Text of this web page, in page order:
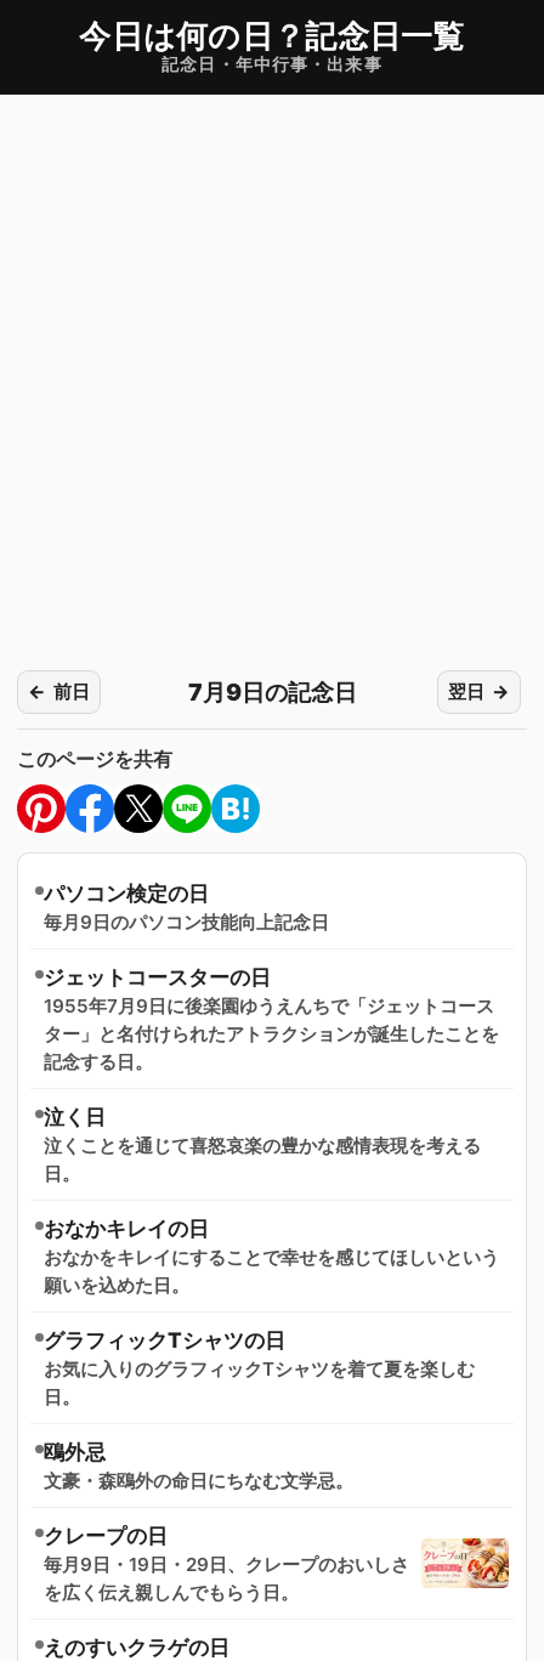
今日は何の日 ？記念日一覧
記念日・年中行事・出来事
前日 7月9日の記念日 翌日
このページを共有
パソコン検定の日
毎月9日のパソコン技能向上記念日
ジェットコースターの日
1955年7月9日に後楽園ゆうえんちで「ジェットコース
ター」と名付けられたアトラクションが誕生したことを
記念する日。
泣く日
泣くことを通じて喜怒哀楽の豊かな感情表現を考える
日。
おなかキレイの日
おなかをキレイにすることで幸せを感じてほしいという
願いを込めた日。
グラフィックTシャツの日
お気に入りのグラフィックTシャツを着て夏を楽しむ
日。
鴎外忌
文豪・森鴎外の命日にちなむ文学忌。
クレープの日
毎月9日・19日・29日、クレープのおいしさ
を広く伝え親しんでもらう日。
えのすいクラゲの日